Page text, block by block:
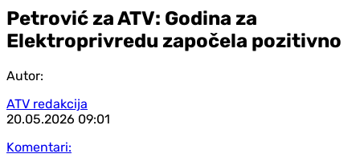
Petrović za ATV: Godina za
Elektroprivredu započela pozitivno
Autor:
ATV redakcija
20.05.2026 09:01
Komentari: